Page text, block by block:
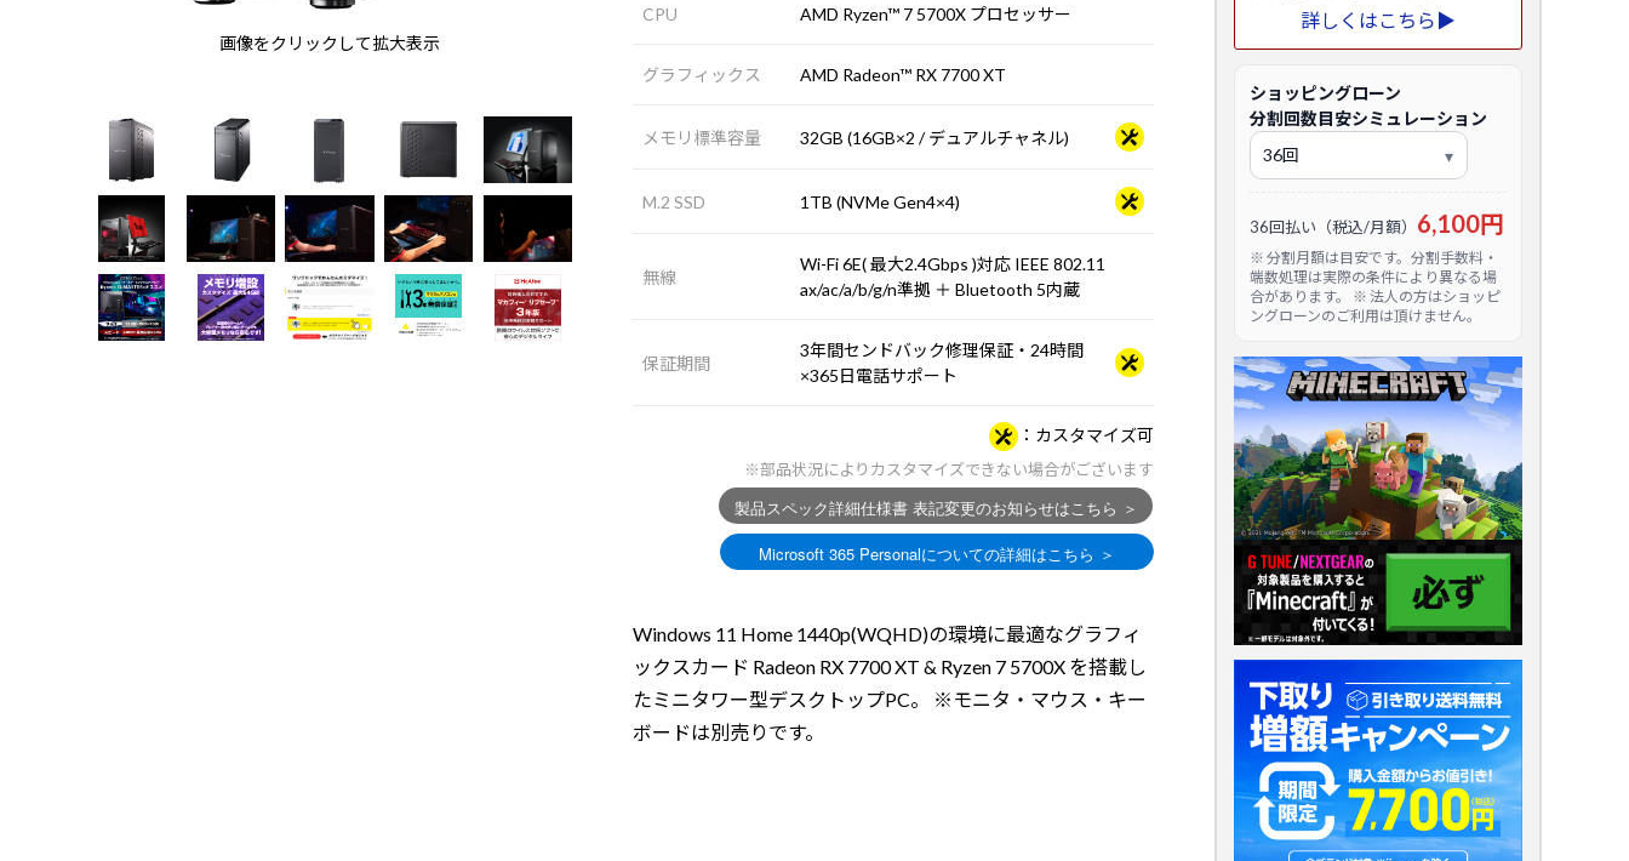
画像をクリックして拡大表示
CPU AMD Ryzen™ 7 5700X プロセッサー
グラフィックス AMD Radeon™ RX 7700 XT
メモリ標準容量 32GB (16GB×2 / デュアルチャネル)
M.2 SSD 1TB (NVMe Gen4×4)
無線
Wi-Fi 6E( 最大2.4Gbps )対応 IEEE 802.11
ax/ac/a/b/g/n準拠 ＋ Bluetooth 5内蔵
保証期間
3年間センドバック修理保証・24時間
×365日電話サポート
カスタマイズ可
※部品状況によりカスタマイズできない場合がございます
Windows 11 Home 1440p(WQHD)の環境に最適なグラフィ
ックスカード Radeon RX 7700 XT & Ryzen 7 5700X を搭載し
たミニタワー型デスクトップPC。 ※モニタ・マウス・キー
ボードは別売りです。
詳しくはこちら▶
ショッピングローン
分割回数目安シミュレーション
36回払い（税込/月額） 6,100円
※ 分割月額は目安です。分割手数料・
端数処理は実際の条件により異なる場
合があります。 ※ 法人の方はショッピ
ングローンのご利用は頂けません。